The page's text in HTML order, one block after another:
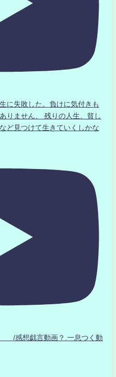
に失敗した。負けに気付きも
りません、 残りの人生、貧し
ど見つけて生きていくしかな
/感想戯言動画？.一息つく動